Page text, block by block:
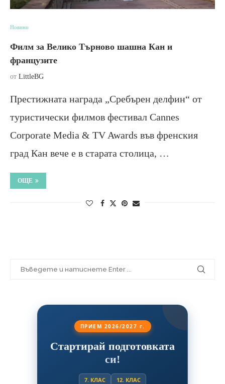
Новини
Филм за Велико Търново шашна Кан и
французите
от LittleBG
Престижната награда „Сребърен делфин“ от
туристически филмов фестивал Cannes
Corporate Media & TV Awards във френския
град Кан вече е в старата столица, …
ОЩЕ
ПРИЕМ 2026/2027 г.
Стартирай подготовката
си!
7. КЛАС 12. КЛАС